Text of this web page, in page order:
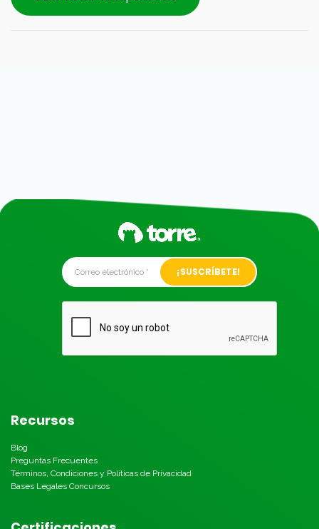
Alternative:
Recursos
Blog
Preguntas Frecuentes
Términos, Condiciones y Políticas de Privacidad
Bases Legales Concursos